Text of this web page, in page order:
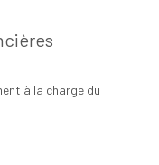
à la charge du